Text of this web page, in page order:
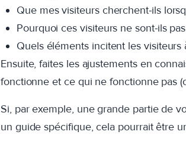
Que mes visiteurs cherchent-ils
Pourquoi ces visiteurs ne sont-ils
Quels éléments incitent les visiteurs
Ensuite, faites les ajustements en
fonctionne et ce qui ne fonctionne pas
Si, par exemple, une grande partie de
un guide spécifique, cela pourrait être